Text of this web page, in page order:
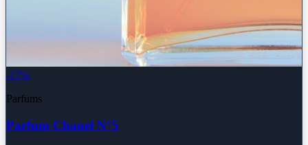
-17%
Parfums
Parfum Chanel N°5